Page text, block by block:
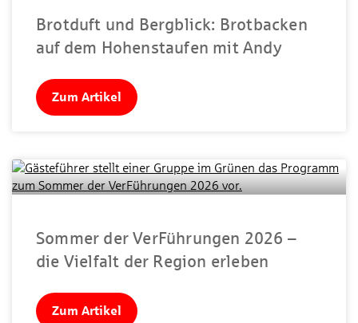
Brotduft und Bergblick: Brotbacken
auf dem Hohenstaufen mit Andy
Zum Artikel
Sommer der VerFührungen 2026 –
die Vielfalt der Region erleben
Zum Artikel